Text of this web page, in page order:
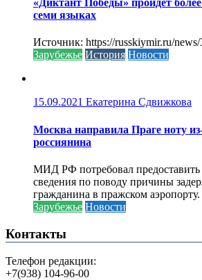
«Диктант Победы» пройдёт
семи языках
Источник: https://russkiymir.ru/
Зарубежье История Новости
15.09.2021 Екатерина Сдвижкова
Москва направила Праге ноту
россиянина
МИД РФ потребовал
сведения по поводу причины
гражданина в пражском аэропорту.
Зарубежье Новости
Контакты
Телефон редакции:
+7(938) 104-96-00